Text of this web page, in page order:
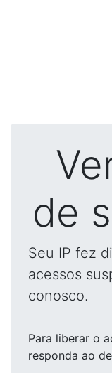
de
Seu IP fez
acessos
conosco.
Para liberar o
responda ao